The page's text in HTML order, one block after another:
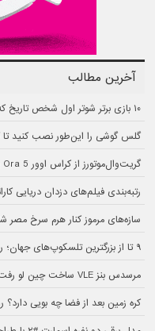
آخرین مطالب
۱۰ بازی برتر شوتر اول شخص تاریخ که باید تجربه کنید؛ از Doom تا Halo 3
گلس گوشی را این‌طور نصب کنید تا
گریت‌وال‌موتورز از کراس اوور Ora 5 پلاگین هیبریدی با فناوری Hi2 رونمایی کرد
رتبه‌بندی فیلم‌های دزدان دریایی
سازه‌های مرموز کنار هرم سرخ مصر
۹ تا از بزرگترین تلسکوپ‌های جهان؛ رصدخانه‌های عظیم زمینی را بشناسید
مرسدس بنز VLE ساخت چین لو رفت؛ رقیب تازه MPVهای لوکس چینی
کره زمین بعد از فضا چه بویی